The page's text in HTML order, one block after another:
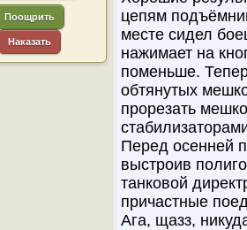
Поощрить
Наказать
цепям
месте сидел
нажимает на
поменьше.
обтянутых
прорезать
Перед осенней
выстроив
танковой
причастные
Ага, щазз,